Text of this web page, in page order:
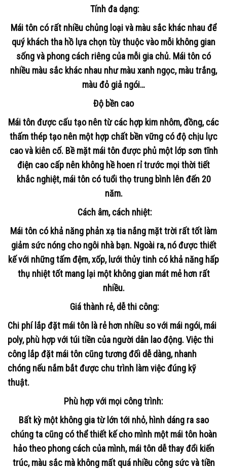
Tính đa dạng:
Mái tôn có rất nhiều chủng loại và màu sắc khác nhau để
quý khách tha hồ lựa chọn tùy thuộc vào mỗi không gian
sống và phong cách riêng của mỗi gia chủ. Mái tôn có
nhiều màu sắc khác nhau như màu xanh ngọc, màu trắng,
màu đỏ giả ngói…
Độ bền cao
Mái tôn được cấu tạo nên từ các hợp kim nhôm, đồng, các
thấm thép tạo nên một hợp chất bền vững có độ chịu lực
cao và kiên cố. Bề mặt mái tôn được phủ một lớp sơn tĩnh
điện cao cấp nên không hề hoen rỉ trước mọi thời tiết
khắc nghiệt, mái tôn có tuổi thọ trung bình lên đến 20
năm.
Cách âm, cách nhiệt:
Mái tôn có khả năng phản xạ tia nắng mặt trời rất tốt làm
giảm sức nóng cho ngôi nhà bạn. Ngoài ra, nó được thiết
kế với những tấm đệm, xốp, lưới thủy tinh có khả năng hấp
thụ nhiệt tốt mang lại một không gian mát mẻ hơn rất
nhiều.
Giá thành rẻ, dễ thi công:
Chi phí lắp đặt mái tôn là rẻ hơn nhiều so với mái ngói, mái
poly, phù hợp với túi tiền của người dân lao động. Việc thi
công lắp đặt mái tôn cũng tương đối dễ dàng, nhanh
chóng nếu nắm bắt được chu trình làm việc đúng kỹ
thuật.
Phù hợp với mọi công trình:
Bất kỳ một không gia từ lớn tới nhỏ, hình dáng ra sao
chúng ta cũng có thể thiết kế cho mình một mái tôn hoàn
hảo theo phong cách của mình, mái tôn dễ thay đổi kiến
trúc, màu sắc mà không mất quá nhiều công sức và tiền